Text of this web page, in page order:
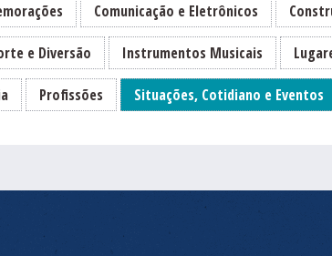
Comunicação e Eletrônicos
e Diversão Instrumentos Musicais
Profissões Situações, Cotidiano e Eventos